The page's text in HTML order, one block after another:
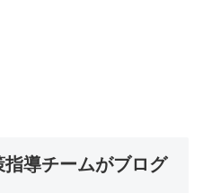
指導チームがブログ